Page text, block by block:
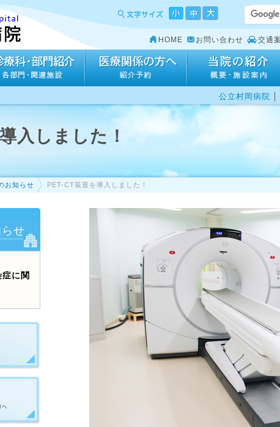
HOME お問い合わせ 交通
公立村岡病院 ｜
入しました！
お知らせ PET-CT装置を導入しました！
せ
に関